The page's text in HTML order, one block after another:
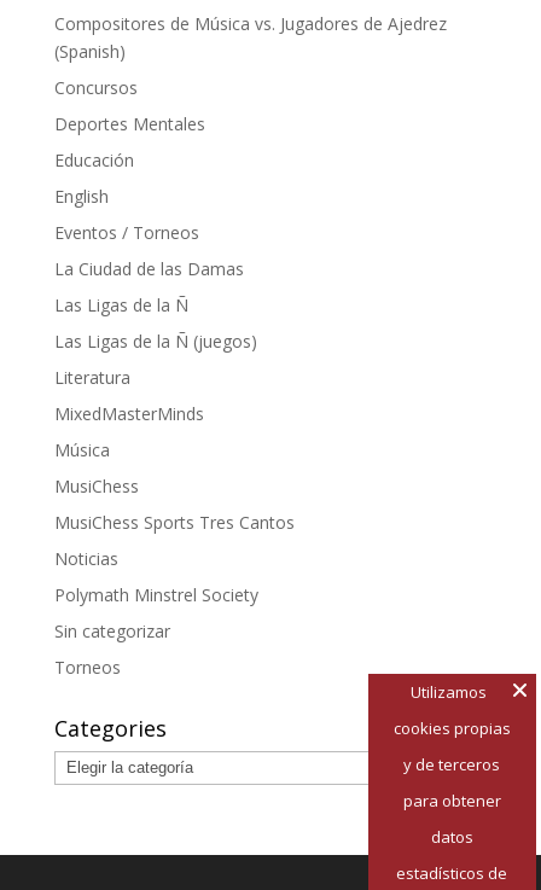
Compositores de Música vs. Jugadores de Ajedrez
(Spanish)
Concursos
Deportes Mentales
Educación
English
Eventos / Torneos
La Ciudad de las Damas
Las Ligas de la Ñ
Las Ligas de la Ñ (juegos)
Literatura
MixedMasterMinds
Música
MusiChess
MusiChess Sports Tres Cantos
Noticias
Polymath Minstrel Society
Sin categorizar
Torneos
Categories
Categories
Utilizamos
cookies propias
y de terceros
para obtener
datos
estadísticos de